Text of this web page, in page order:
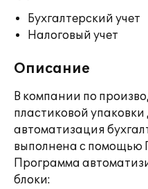
Бухгалтерский учет
Налоговый учет
Описание
В компании по
пластиковой
автоматизация
выполнена с помощью
Программа
блоки: